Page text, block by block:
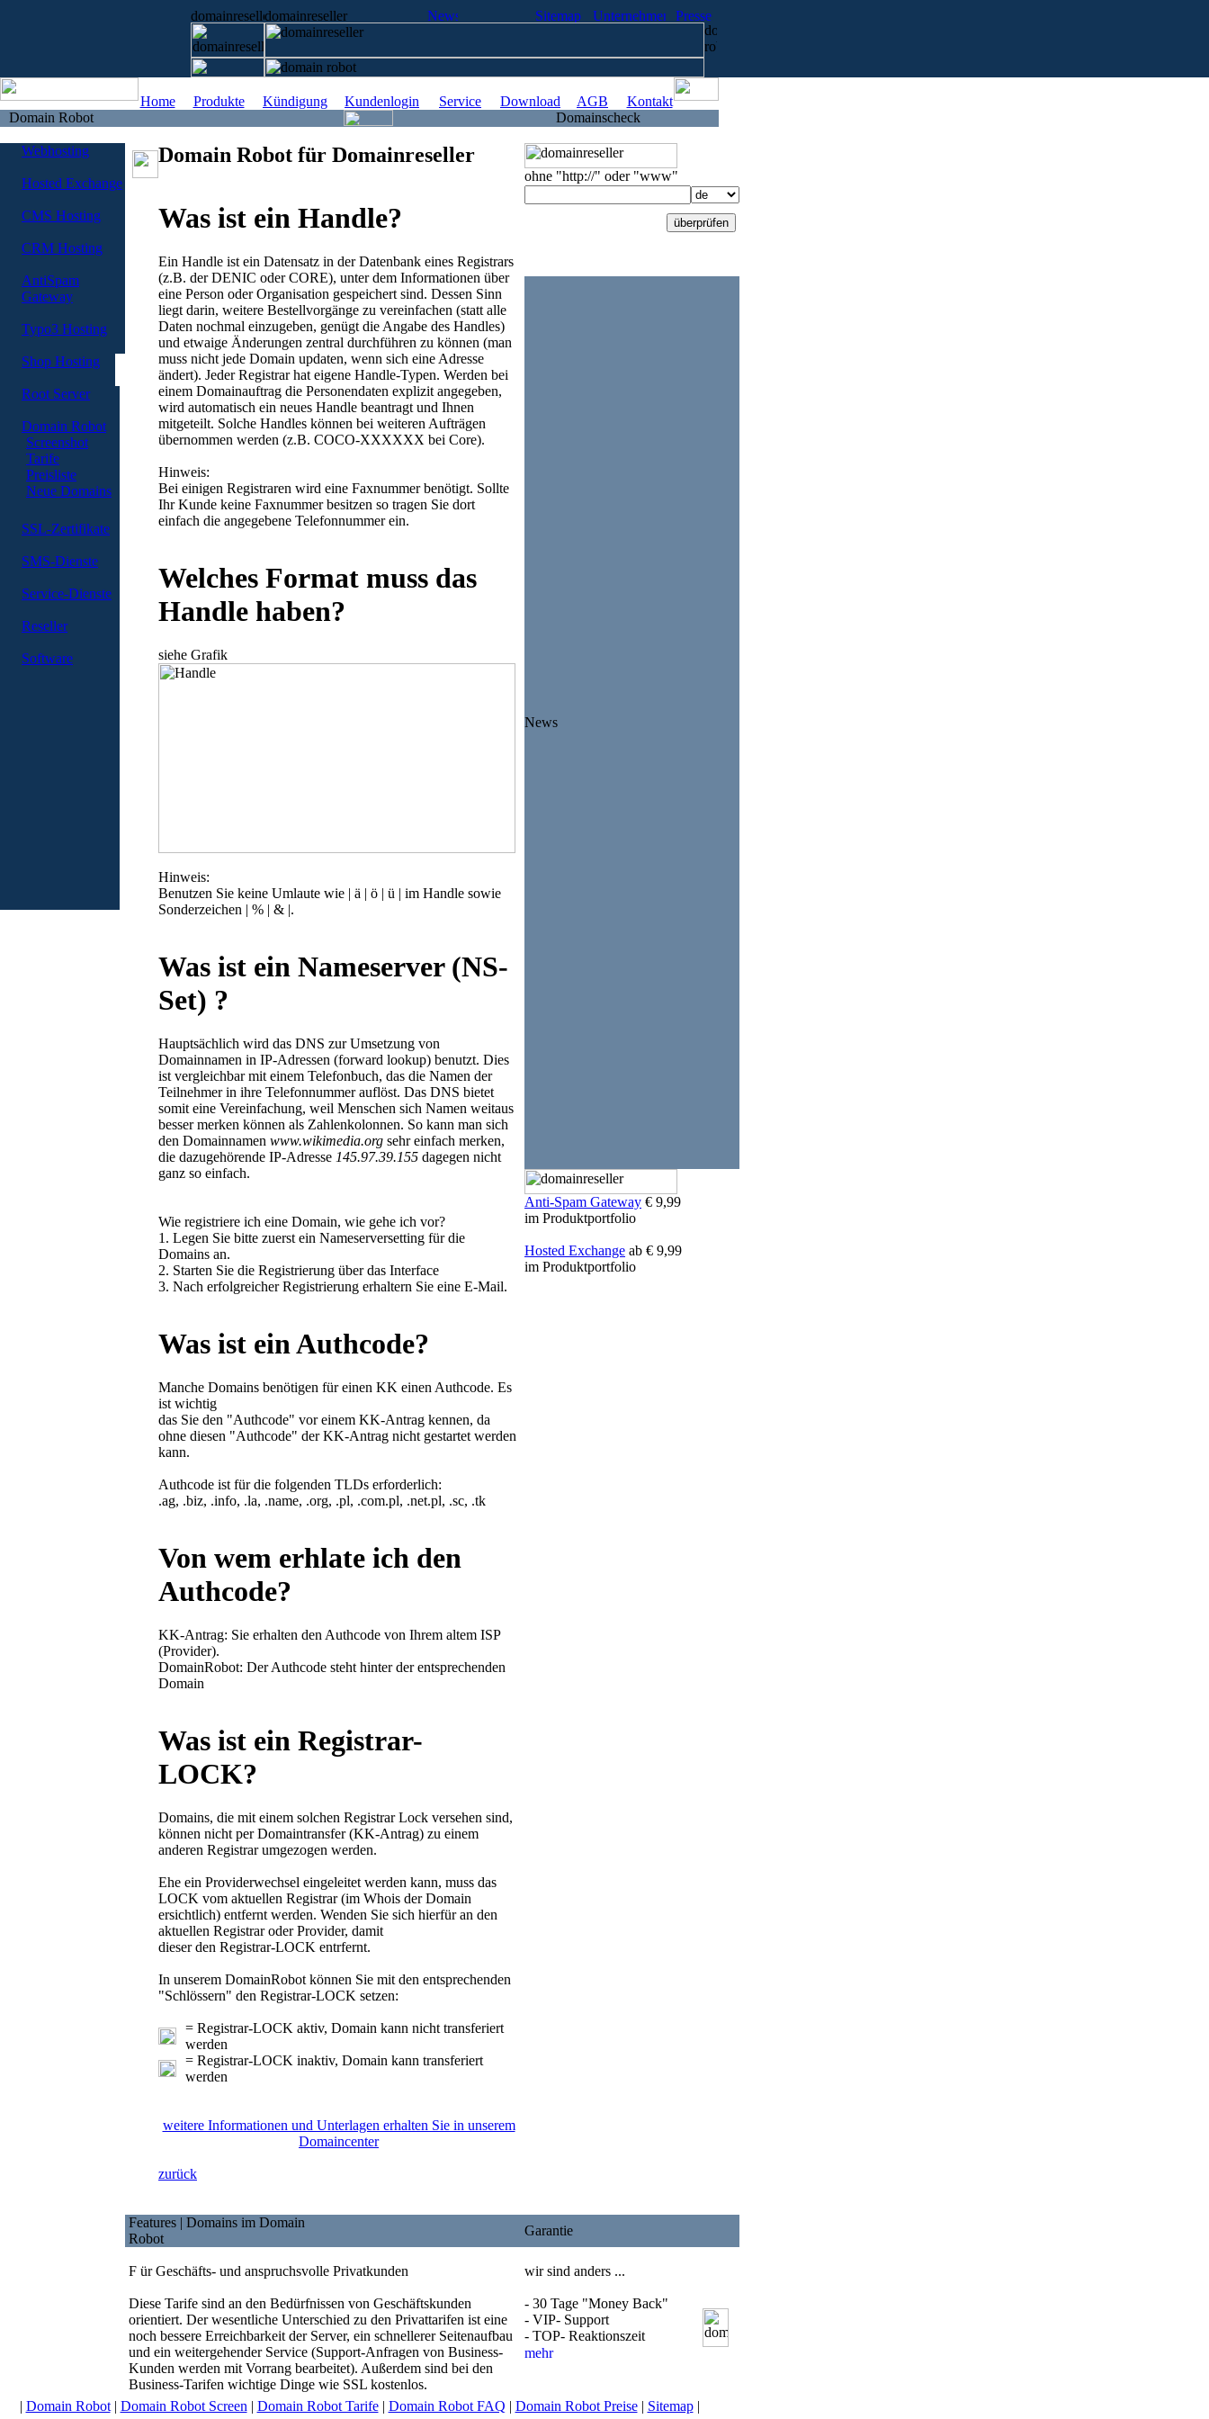
Home Produkte Kündigung Kundenlogin Service Download AGB
Kontakt
Domain Robot
Domainscheck
Webhosting
Hosted Exchange
CMS Hosting
CRM Hosting
AntiSpam
Gateway
Typo3 Hosting
Shop Hosting
Root Server
Domain Robot
Screenshot
Tarife
Preisliste
Neue Domains
SSL-Zertifikate
SMS-Dienste
Service-Dienste
Reseller
Software
Domain Robot für Domainreseller
Was ist ein Handle?
Ein Handle ist ein Datensatz in der Datenbank eines Registrars
(z.B. der DENIC oder CORE), unter dem Informationen über
eine Person oder Organisation gespeichert sind. Dessen Sinn
liegt darin, weitere Bestellvorgänge zu vereinfachen (statt alle
Daten nochmal einzugeben, genügt die Angabe des Handles)
und etwaige Änderungen zentral durchführen zu können (man
muss nicht jede Domain updaten, wenn sich eine Adresse
ändert). Jeder Registrar hat eigene Handle-Typen. Werden bei
einem Domainauftrag die Personendaten explizit angegeben,
wird automatisch ein neues Handle beantragt und Ihnen
mitgeteilt. Solche Handles können bei weiteren Aufträgen
übernommen werden (z.B. COCO-XXXXXX bei Core).
Hinweis:
Bei einigen Registraren wird eine Faxnummer benötigt. Sollte
Ihr Kunde keine Faxnummer besitzen so tragen Sie dort
einfach die angegebene Telefonnummer ein.
Welches Format muss das
Handle haben?
siehe Grafik
Hinweis:
Benutzen Sie keine Umlaute wie | ä | ö | ü | im Handle sowie
Sonderzeichen | % | & |.
Was ist ein Nameserver (NS-
Set) ?
Hauptsächlich wird das DNS zur Umsetzung von
Domainnamen in IP-Adressen (forward lookup) benutzt. Dies
ist vergleichbar mit einem Telefonbuch, das die Namen der
Teilnehmer in ihre Telefonnummer auflöst. Das DNS bietet
somit eine Vereinfachung, weil Menschen sich Namen weitaus
besser merken können als Zahlenkolonnen. So kann man sich
den Domainnamen www.wikimedia.org sehr einfach merken,
die dazugehörende IP-Adresse 145.97.39.155 dagegen nicht
ganz so einfach.
Wie registriere ich eine Domain, wie gehe ich vor?
1. Legen Sie bitte zuerst ein Nameserversetting für die
Domains an.
2. Starten Sie die Registrierung über das Interface
3. Nach erfolgreicher Registrierung erhaltern Sie eine E-Mail.
Was ist ein Authcode?
Manche Domains benötigen für einen KK einen Authcode. Es
ist wichtig
das Sie den "Authcode" vor einem KK-Antrag kennen, da
ohne diesen "Authcode" der KK-Antrag nicht gestartet werden
kann.
Authcode ist für die folgenden TLDs erforderlich:
.ag, .biz, .info, .la, .name, .org, .pl, .com.pl, .net.pl, .sc, .tk
Von wem erhlate ich den
Authcode?
KK-Antrag: Sie erhalten den Authcode von Ihrem altem ISP
(Provider).
DomainRobot: Der Authcode steht hinter der entsprechenden
Domain
Was ist ein Registrar-
LOCK?
Domains, die mit einem solchen Registrar Lock versehen sind,
können nicht per Domaintransfer (KK-Antrag) zu einem
anderen Registrar umgezogen werden.
Ehe ein Providerwechsel eingeleitet werden kann, muss das
LOCK vom aktuellen Registrar (im Whois der Domain
ersichtlich) entfernt werden. Wenden Sie sich hierfür an den
aktuellen Registrar oder Provider, damit
dieser den Registrar-LOCK entrfernt.
In unserem DomainRobot können Sie mit den entsprechenden
"Schlössern" den Registrar-LOCK setzen:
= Registrar-LOCK aktiv, Domain kann nicht transferiert
werden
= Registrar-LOCK inaktiv, Domain kann transferiert
werden
weitere Informationen und Unterlagen erhalten Sie in unserem
Domaincenter
zurück
ohne "http://" oder "www"
News
Anti-Spam Gateway € 9,99
im Produktportfolio
Hosted Exchange ab € 9,99
im Produktportfolio
Features | Domains im Domain
Robot
Garantie
F ür Geschäfts- und anspruchsvolle Privatkunden
Diese Tarife sind an den Bedürfnissen von Geschäftskunden
orientiert. Der wesentliche Unterschied zu den Privattarifen ist eine
noch bessere Erreichbarkeit der Server, ein schnellerer Seitenaufbau
und ein weitergehender Service (Support-Anfragen von Business-
Kunden werden mit Vorrang bearbeitet). Außerdem sind bei den
Business-Tarifen wichtige Dinge wie SSL kostenlos.
wir sind anders ...
- 30 Tage "Money Back"
- VIP- Support
- TOP- Reaktionszeit
| Domain Robot| Domain Robot Screen | Domain Robot Tarife| Domain Robot FAQ | Domain Robot Preise| Sitemap|